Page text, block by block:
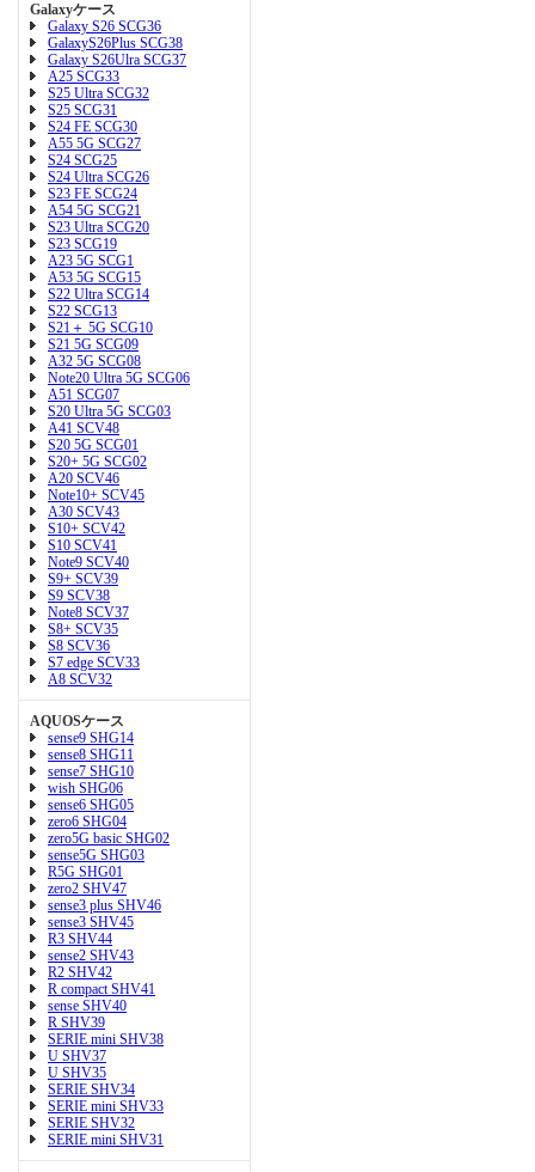
Galaxyケース
Galaxy S26 SCG36
GalaxyS26Plus SCG38
Galaxy S26Ulra SCG37
A25 SCG33
S25 Ultra SCG32
S25 SCG31
S24 FE SCG30
A55 5G SCG27
S24 SCG25
S24 Ultra SCG26
S23 FE SCG24
A54 5G SCG21
S23 Ultra SCG20
S23 SCG19
A23 5G SCG1
A53 5G SCG15
S22 Ultra SCG14
S22 SCG13
S21＋ 5G SCG10
S21 5G SCG09
A32 5G SCG08
Note20 Ultra 5G SCG06
A51 SCG07
S20 Ultra 5G SCG03
A41 SCV48
S20 5G SCG01
S20+ 5G SCG02
A20 SCV46
Note10+ SCV45
A30 SCV43
S10+ SCV42
S10 SCV41
Note9 SCV40
S9+ SCV39
S9 SCV38
Note8 SCV37
S8+ SCV35
S8 SCV36
S7 edge SCV33
A8 SCV32
AQUOSケース
sense9 SHG14
sense8 SHG11
sense7 SHG10
wish SHG06
sense6 SHG05
zero6 SHG04
zero5G basic SHG02
sense5G SHG03
R5G SHG01
zero2 SHV47
sense3 plus SHV46
sense3 SHV45
R3 SHV44
sense2 SHV43
R2 SHV42
R compact SHV41
sense SHV40
R SHV39
SERIE mini SHV38
U SHV37
U SHV35
SERIE SHV34
SERIE mini SHV33
SERIE SHV32
SERIE mini SHV31